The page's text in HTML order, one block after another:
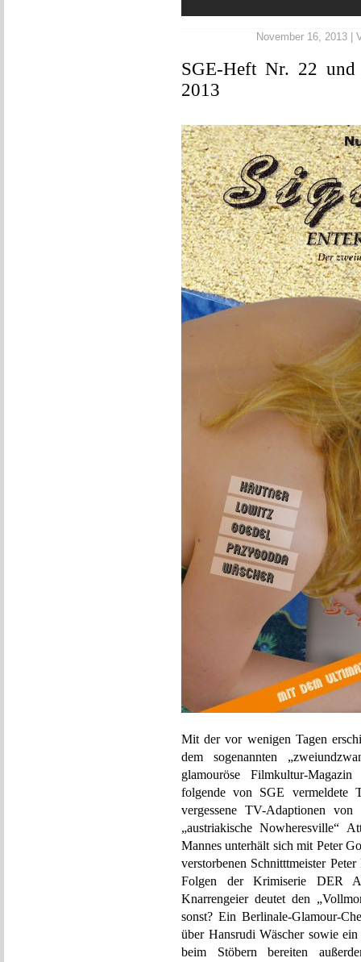
November 16, 2013 |
SGE-Heft Nr. 22 und
2013
Mit der vor wenigen Tagen
dem sogenannten
glamouröse Filmkultur-
folgende von SGE vermeldete
vergessene TV-Adaptionen
„austriakische Nowheresville“
Mannes unterhält sich mit Peter
verstorbenen Schnitttmeister
Folgen der Krimiserie DER
Knarrengeier deutet den
sonst? Ein Berlinale-Glamour-
über Hansrudi Wäscher sowie
beim Stöbern bereiten